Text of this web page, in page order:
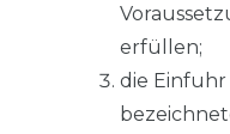
erfüllen;
die Einfuhr